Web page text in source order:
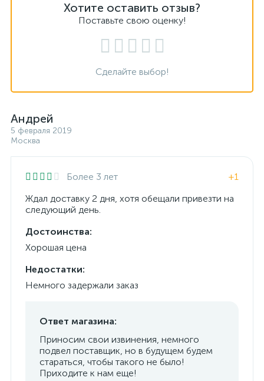
Хотите оставить отзыв?
Поставьте свою оценку!
Сделайте выбор!
Андрей
5 февраля 2019
Москва
Более 3 лет
+1
Ждал доставку 2 дня, хотя обещали привезти на
следующий день.
Достоинства:
Хорошая цена
Недостатки:
Немного задержали заказ
Ответ магазина:
Приносим свои извинения, немного
подвел поставщик, но в будущем будем
стараться, чтобы такого не было!
Приходите к нам еще!